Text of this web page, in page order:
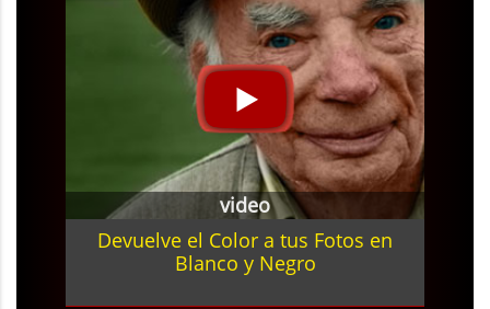
video
Devuelve el Color a tus Fotos en
Blanco y Negro